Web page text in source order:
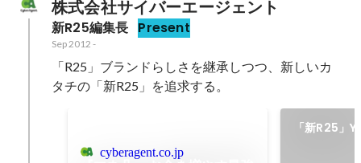
株式会社サイバーエージェント
新R25編集長 Present
Sep 2012 -
「R25」ブランドらしさを継承しつつ、新しいカ
タチの「新R25」を追求する。
cyberagent.co.jp
「新R25」